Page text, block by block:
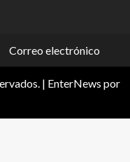
Correo electrónico
| EnterNews por